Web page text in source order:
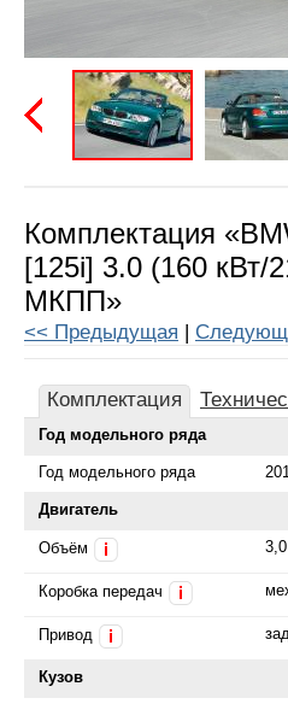
Комплектация
[125i] 3.0 (160 кВт/
МКПП»
<< Предыдущая
Комплектация
Год модельного ряда
Год модельного ряда
Двигатель
Объём
Коробка передач
Привод
Кузов